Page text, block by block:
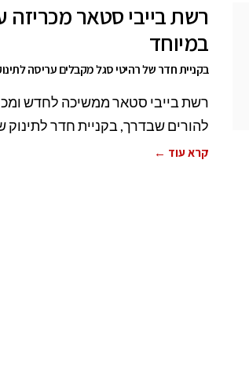
רשת בייבי סטאר מכריזה
במיוחד
בקניית חדר של רהיטי סגל מקבלים עריסה
רשת בייבי סטאר ממשיכה לחדש
להורים שבדרך, בקניית חדר לתינוק
קרא עוד ←